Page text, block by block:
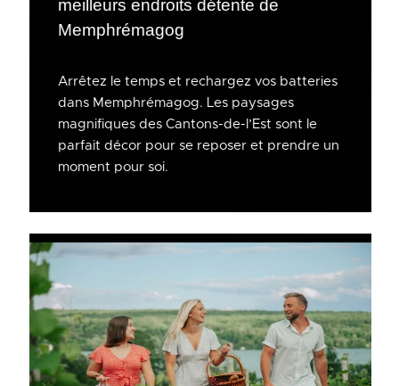
meilleurs endroits détente de
Memphrémagog
Arrêtez le temps et rechargez vos batteries
dans Memphrémagog. Les paysages
magnifiques des Cantons-de-l’Est sont le
parfait décor pour se reposer et prendre un
moment pour soi.